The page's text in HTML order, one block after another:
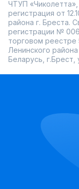
ЧТУП «Чиколетта»,
регистрация от
района г. Бреста.
регистрации №
торговом реестре
Ленинского
Беларусь, г.Брест,